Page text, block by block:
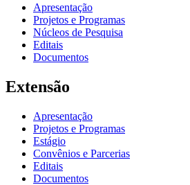
Apresentação
Projetos e Programas
Núcleos de Pesquisa
Editais
Documentos
Extensão
Apresentação
Projetos e Programas
Estágio
Convênios e Parcerias
Editais
Documentos